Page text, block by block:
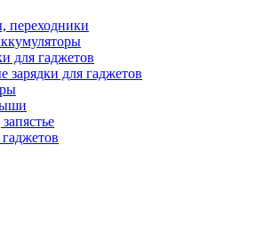
переходники
для гаджетов
зарядки для гаджетов